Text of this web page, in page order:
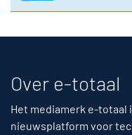
Over e-totaal
Het mediamerk e-totaal
nieuwsplatform voor